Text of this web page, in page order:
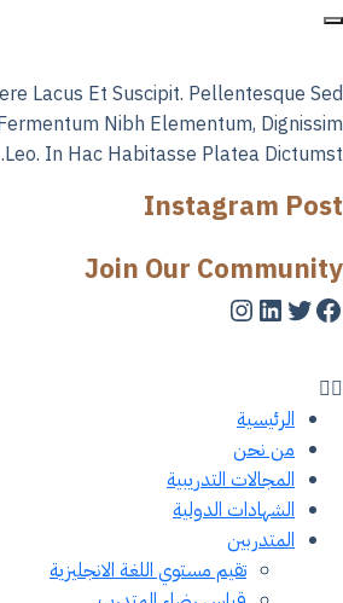
Lacus Et Suscipit. Pellentesque
Nibh Elementum,
Leo. In Hac Habitasse Platea
Instagram
Join Our
تويتر
لينكد إنإنستجرام
الرئيسية
من نحن
المجالات التدريبية
الشهادات الدولية
المتدربين
تقيم مستوي اللغة الانجليزية